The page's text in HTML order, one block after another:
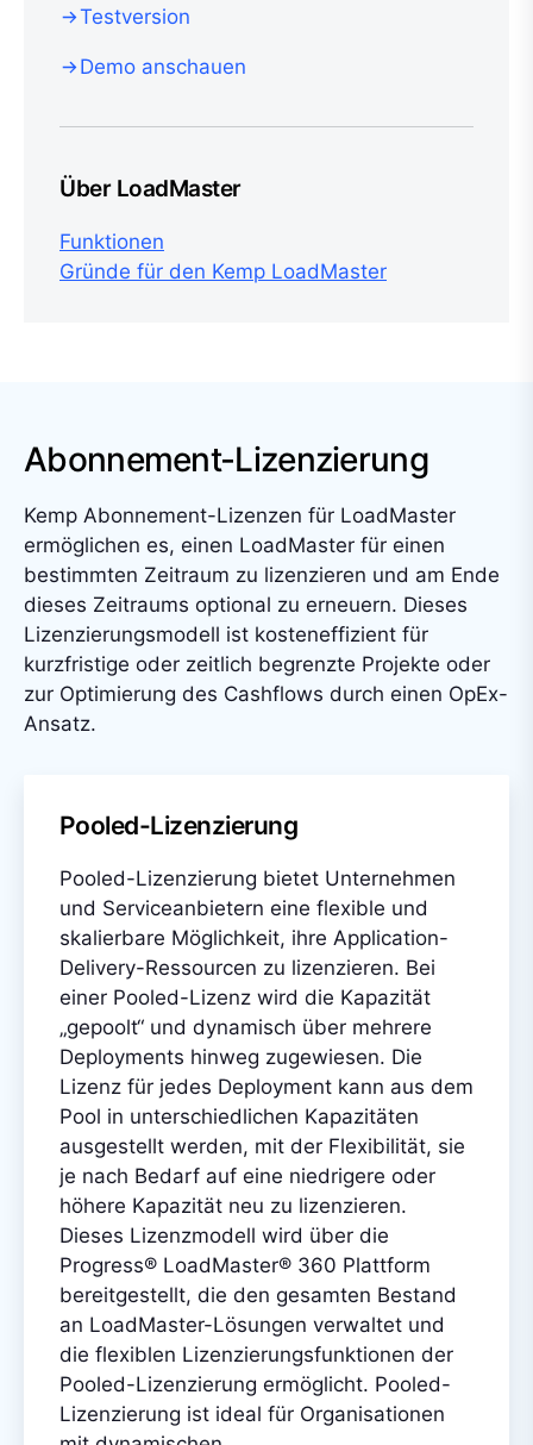
Testversion
Demo anschauen
Über LoadMaster
Funktionen
Gründe für den Kemp LoadMaster
Abonnement-Lizenzierung
Kemp Abonnement-Lizenzen für LoadMaster
ermöglichen es, einen LoadMaster für einen
bestimmten Zeitraum zu lizenzieren und am Ende
dieses Zeitraums optional zu erneuern. Dieses
Lizenzierungsmodell ist kosteneffizient für
kurzfristige oder zeitlich begrenzte Projekte oder
zur Optimierung des Cashflows durch einen OpEx-
Ansatz.
Pooled-Lizenzierung
Pooled-Lizenzierung bietet Unternehmen
und Serviceanbietern eine flexible und
skalierbare Möglichkeit, ihre Application-
Delivery-Ressourcen zu lizenzieren. Bei
einer Pooled-Lizenz wird die Kapazität
„gepoolt“ und dynamisch über mehrere
Deployments hinweg zugewiesen. Die
Lizenz für jedes Deployment kann aus dem
Pool in unterschiedlichen Kapazitäten
ausgestellt werden, mit der Flexibilität, sie
je nach Bedarf auf eine niedrigere oder
höhere Kapazität neu zu lizenzieren.
Dieses Lizenzmodell wird über die
Progress® LoadMaster® 360 Plattform
bereitgestellt, die den gesamten Bestand
an LoadMaster-Lösungen verwaltet und
die flexiblen Lizenzierungsfunktionen der
Pooled-Lizenzierung ermöglicht. Pooled-
Lizenzierung ist ideal für Organisationen